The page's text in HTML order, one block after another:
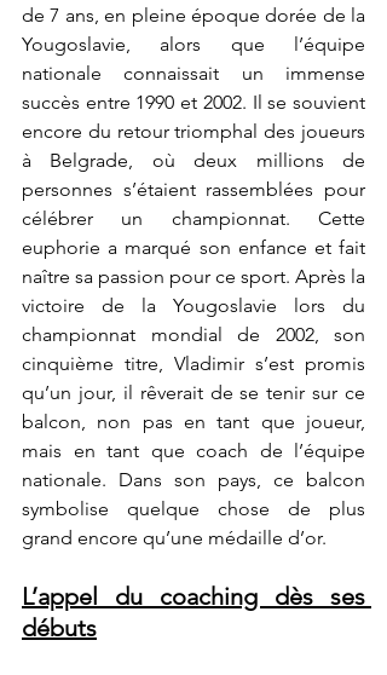
de 7 ans, en pleine époque dorée de la
Yougoslavie, alors que l’équipe
nationale connaissait un immense
succès entre 1990 et 2002. Il se souvient
encore du retour triomphal des joueurs
à Belgrade, où deux millions de
personnes s’étaient rassemblées pour
célébrer un championnat. Cette
euphorie a marqué son enfance et fait
naître sa passion pour ce sport. Après la
victoire de la Yougoslavie lors du
championnat mondial de 2002, son
cinquième titre, Vladimir s’est promis
qu’un jour, il rêverait de se tenir sur ce
balcon, non pas en tant que joueur,
mais en tant que coach de l’équipe
nationale. Dans son pays, ce balcon
symbolise quelque chose de plus
grand encore qu’une médaille d’or.
L’appel du coaching dès ses
débuts